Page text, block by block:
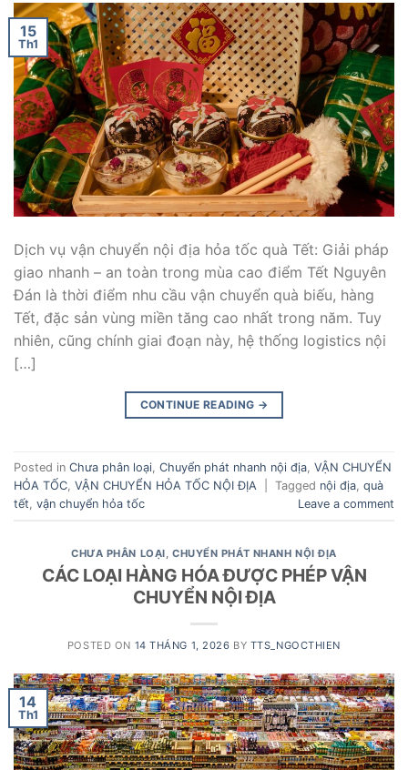
15
Th1
Dịch vụ vận chuyển nội địa hỏa tốc quà Tết: Giải pháp
giao nhanh – an toàn trong mùa cao điểm Tết Nguyên
Đán là thời điểm nhu cầu vận chuyển quà biếu, hàng
Tết, đặc sản vùng miền tăng cao nhất trong năm. Tuy
nhiên, cũng chính giai đoạn này, hệ thống logistics nội
[…]
CONTINUE READING →
Posted in Chưa phân loại Chuyển phát nhanh nội địa VẬN CHUYỂN
HỎA TỐC VẬN CHUYỂN HỎA TỐC NỘI ĐỊA Tagged nội địa quà
tết vận chuyển hỏa tốc Leave a comment
CHƯA PHÂN LOẠI, CHUYỂN PHÁT NHANH NỘI ĐỊA
CÁC LOẠI HÀNG HÓA ĐƯỢC PHÉP VẬN
CHUYỂN NỘI ĐỊA
POSTED ON 14 THÁNG 1, 2026 BY TTS_NGOCTHIEN
14
Th1